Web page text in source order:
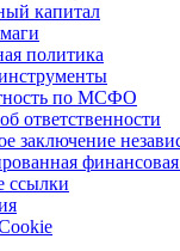
капитал
политика
по МСФО
ответственности
заключение
финансовая
ссылки